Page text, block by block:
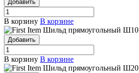
Добавить
В корзину В корзине
Шильд прямоугольный Ш10
Добавить
В корзину В корзине
Шильд прямоугольный Ш20